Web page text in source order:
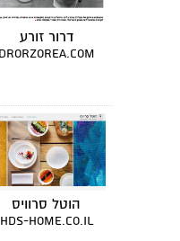
דרור זורע
drorzorea.com
הוטל סרוויס
hds-home.co.il